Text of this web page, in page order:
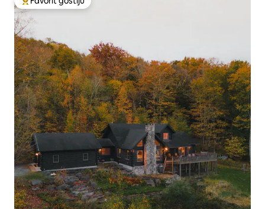
Glavni favorit gostiju